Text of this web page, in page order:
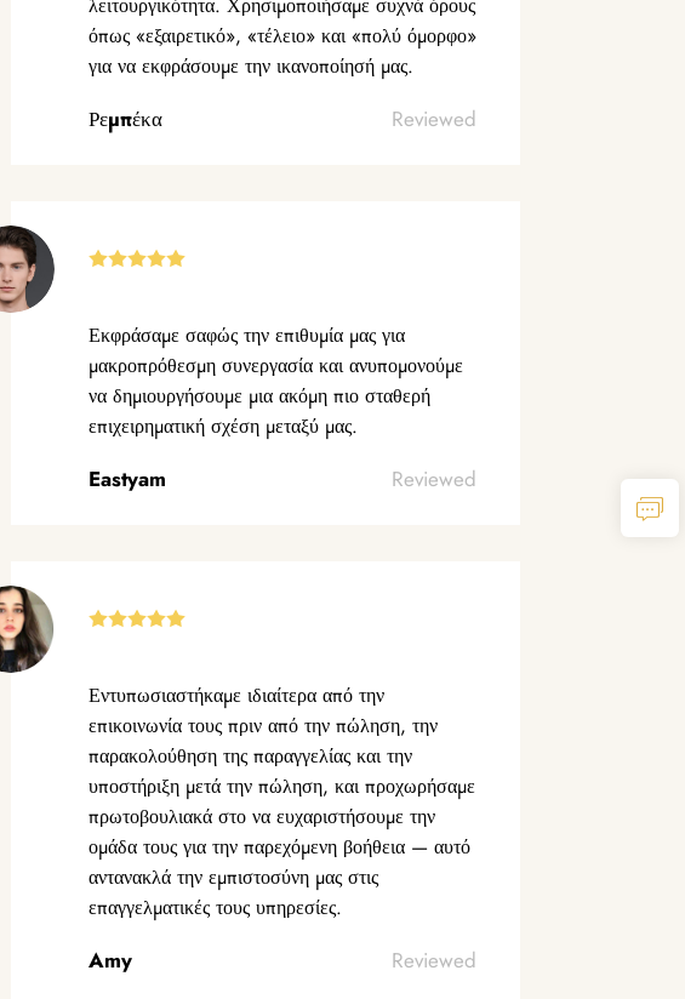
λειτουργικότητα. Χρησιμοποιήσαμε συχνά όρους
όπως «εξαιρετικό», «τέλειο» και «πολύ όμορφο»
για να εκφράσουμε την ικανοποίησή μας.
Ρεμπέκα Reviewed
Εκφράσαμε σαφώς την επιθυμία μας για
μακροπρόθεσμη συνεργασία και ανυπομονούμε
να δημιουργήσουμε μια ακόμη πιο σταθερή
επιχειρηματική σχέση μεταξύ μας.
Eastyam Reviewed
Εντυπωσιαστήκαμε ιδιαίτερα από την
επικοινωνία τους πριν από την πώληση, την
παρακολούθηση της παραγγελίας και την
υποστήριξη μετά την πώληση, και προχωρήσαμε
πρωτοβουλιακά στο να ευχαριστήσουμε την
ομάδα τους για την παρεχόμενη βοήθεια — αυτό
αντανακλά την εμπιστοσύνη μας στις
επαγγελματικές τους υπηρεσίες.
Amy Reviewed